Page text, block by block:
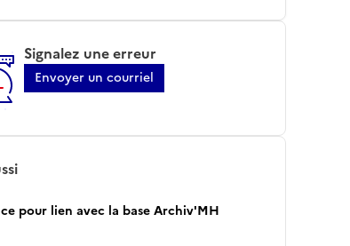
Signalez une erreur
Envoyer un courriel
pour lien avec la base Archiv'MH